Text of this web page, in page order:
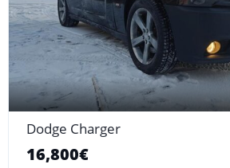
Dodge Charger
16,800€